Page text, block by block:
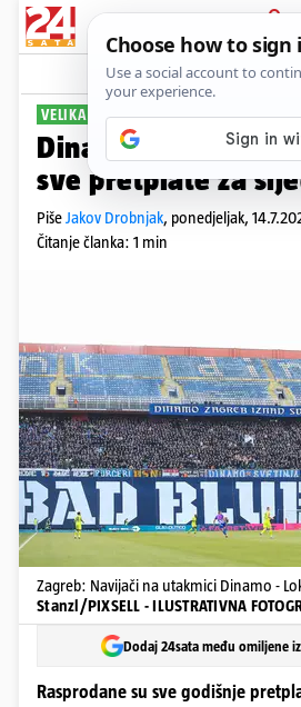
PRIJAVA
Sport
VELIKA PODRŠKA
Dinamo objavio:
sve pretplate za
PišeJakov Drobnjak, ponedjeljak,
Čitanje članka: 1 min
Zagreb: Navijači na utakmici Dinamo -
Stanzl/PIXSELL - ILUSTRATIVNA
Dodaj 24sata među omiljene
Rasprodane su sve godišnje